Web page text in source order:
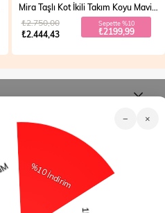
Mira Taşlı Kot İkili Takım Koyu Mavi 19286
₺2.444,43
₺2.750,00 Sepette %10
₺2199,99
− ×